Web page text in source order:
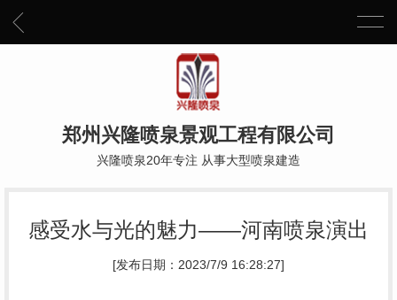
郑州兴隆喷泉景观工程有限公司
兴隆喷泉20年专注 从事大型喷泉建造
感受水与光的魅力——河南喷泉演出
[发布日期：2023/7/9 16:28:27]